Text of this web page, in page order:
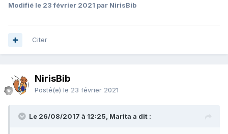
Modifié le 23 février 2021 par NirisBib
Citer
NirisBib
Posté(e) le 23 février 2021
Le 26/08/2017 à 12:25, Marita a dit :